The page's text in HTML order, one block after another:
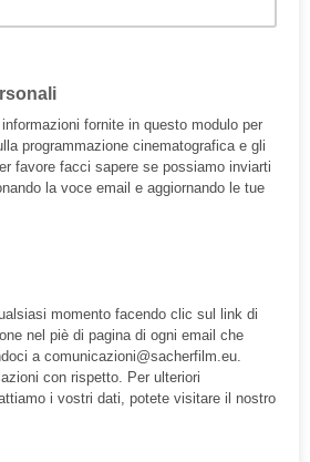
fornite in questo modulo per
programmazione cinematografica e gli
favore facci sapere se possiamo inviarti
la voce email e aggiornando le tue
momento facendo clic sul link di
nel piè di pagina di ogni email che
a comunicazioni@sacherfilm.eu.
con rispetto. Per ulteriori
i vostri dati, potete visitare il nostro